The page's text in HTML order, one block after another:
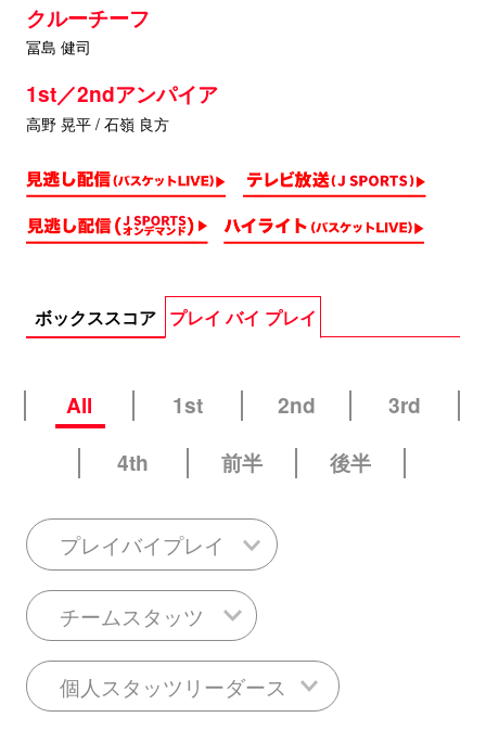
クルーチーフ
冨島 健司
1st／2ndアンパイア
高野 晃平 / 石嶺 良方
ボックススコア プレイ バイ プレイ
All 1st 2nd
3rd
4th
前半 後半
プレイバイプレイ
チームスタッツ
個人スタッツリーダース